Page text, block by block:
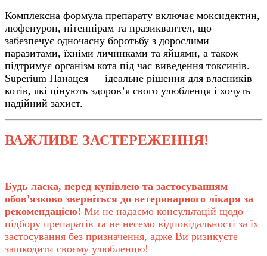
Комплексна формула препарату включає моксидектин,
люфенурон, нітенпірам та празиквантел, що
забезпечує одночасну боротьбу з дорослими
паразитами, їхніми личинками та яйцями, а також
підтримує організм кота під час виведення токсинів.
Superium Панацея — ідеальне рішення для власників
котів, які цінують здоров’я свого улюбленця і хочуть
надійний захист.
ВАЖЛИВЕ ЗАСТЕРЕЖЕННЯ!
Будь ласка, перед купівлею та застосуванням
обов'язково зверніться до ветеринарного лікаря за
рекомендацією! Ми не надаємо консультацій щодо
підбору препаратів та не несемо відповідальності за їх
застосування без призначення, адже Ви ризикуєте
зашкодити своєму улюбленцю!